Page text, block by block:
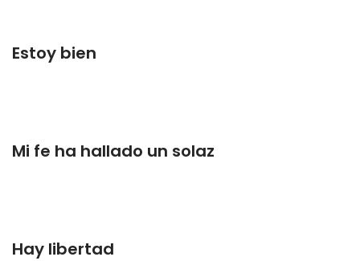
Estoy bien
Mi fe ha hallado un solaz
Hay libertad